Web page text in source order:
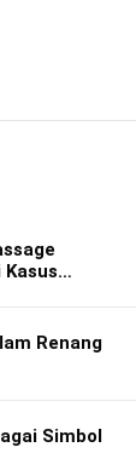
Kasus…
Renang
Simbol